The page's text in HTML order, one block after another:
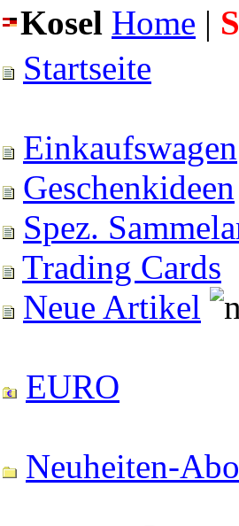
Kosel Home |
Startseite
Einkaufswagen
Geschenkideen
Spez.
Trading Cards
Neue Artikel
EURO
Neuheiten-